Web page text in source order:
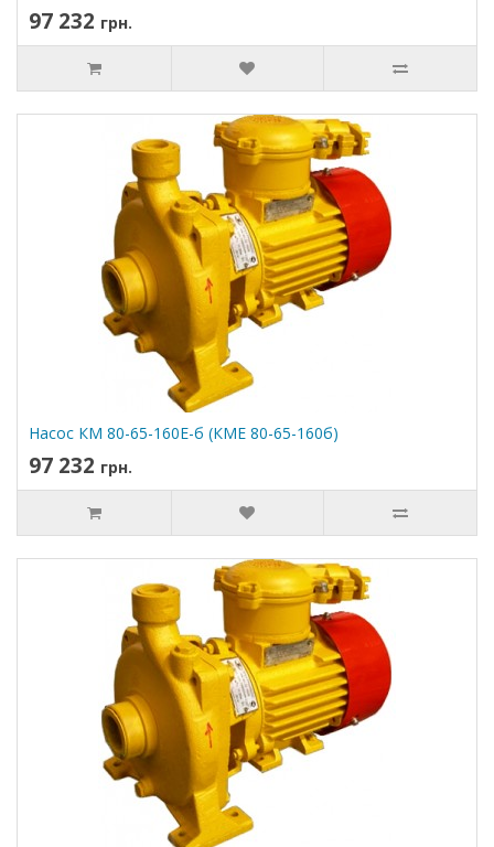
97 232 грн.
Насос КМ 80-65-160Е-б (КМЕ 80-65-160б)
97 232 грн.